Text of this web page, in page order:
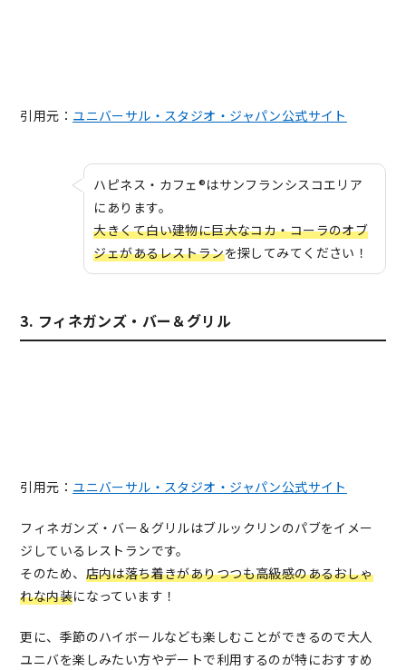
引用元： ユニバーサル・スタジオ・ジャパン公式サイト
ハピネス・カフェ®はサンフランシスコエリア
にあります。
大きくて白い建物に巨大なコカ・コーラのオブ
ジェがあるレストランを探してみてください！
3. フィネガンズ・バー＆グリル
引用元： ユニバーサル・スタジオ・ジャパン公式サイト
フィネガンズ・バー＆グリルはブルックリンのパブをイメー
ジしているレストランです。
そのため、 店内は落ち着きがありつつも高級感のあるおしゃ
れな内装になっています！
更に、季節のハイボールなども楽しむことができるので大人
ユニバを楽しみたい方やデートで利用するのが特におすすめ